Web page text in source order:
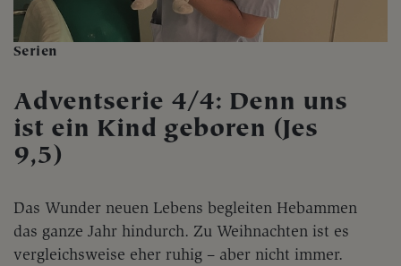
Serien
Adventserie 4/4: Denn uns
ist ein Kind geboren (Jes
9,5)
Das Wunder neuen Lebens begleiten Hebammen
das ganze Jahr hindurch. Zu Weihnachten ist es
vergleichsweise eher ruhig – aber nicht immer.